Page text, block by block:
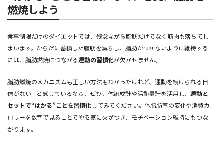
燃焼しよう
食事制限だけのダイエットでは、残念ながら脂肪だけでなく筋肉も落ちてし
まいます。からだに蓄積した脂肪を減らし、脂肪がつかないように維持する
には、脂肪燃焼につながる運動の習慣化が欠かせません。
脂肪燃焼のメカニズムも正しい方法もわかったけれど、運動を続けられる自
信がない…と感じているなら、ぜひ、体組成計や活動量計を活用し、 運動と
セットで“はかる”ことを習慣化してみてください。体脂肪率の変化や消費カ
ロリーを数字で見ることでやる気に火がつき、モチベーション維持にもつな
がります。